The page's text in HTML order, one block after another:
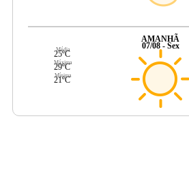
Média
25ºC
Máxima
29ºC
Mínima
21ºC
AMANHÃ
07/08 - Sex